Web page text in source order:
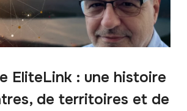
EliteLink : une histoire
de territoires et de